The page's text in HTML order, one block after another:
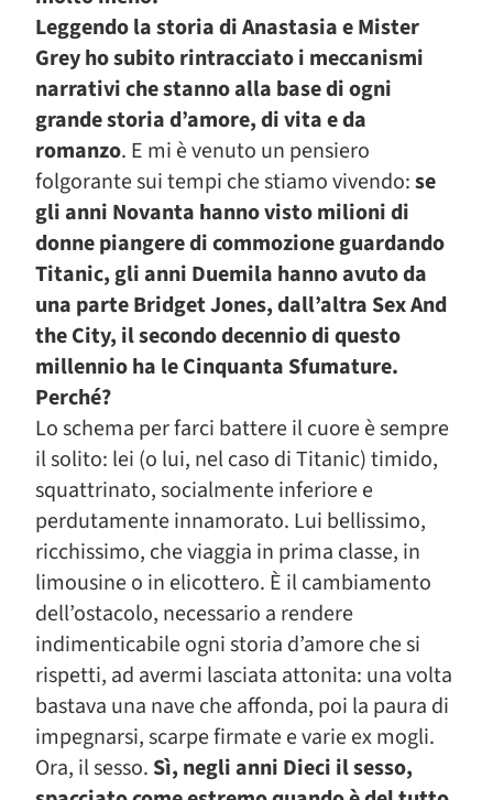
Leggendo la storia di Anastasia e Mister
Grey ho subito rintracciato i meccanismi
narrativi che stanno alla base di ogni
grande storia d’amore, di vita e da
romanzo. E mi è venuto un pensiero
folgorante sui tempi che stiamo vivendo:se
gli anni Novanta hanno visto milioni di
donne piangere di commozione guardando
Titanic, gli anni Duemila hanno avuto da
una parte Bridget Jones, dall’altra Sex And
the City, il secondo decennio di questo
millennio ha le Cinquanta Sfumature.
Perché?
Lo schema per farci battere il cuore è sempre
il solito: lei (o lui, nel caso di Titanic) timido,
squattrinato, socialmente inferiore e
perdutamente innamorato. Lui bellissimo,
ricchissimo, che viaggia in prima classe, in
limousine o in elicottero. È il cambiamento
dell’ostacolo, necessario a rendere
indimenticabile ogni storia d’amore che si
rispetti, ad avermi lasciata attonita: una volta
bastava una nave che affonda, poi la paura di
impegnarsi, scarpe firmate e varie ex mogli.
Ora, il sesso. Sì, negli anni Dieci il sesso,